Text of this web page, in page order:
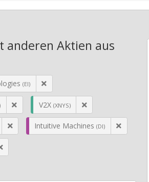
anderen Aktien aus
(EI)
V2X (XNYS)
Intuitive Machines (DI)